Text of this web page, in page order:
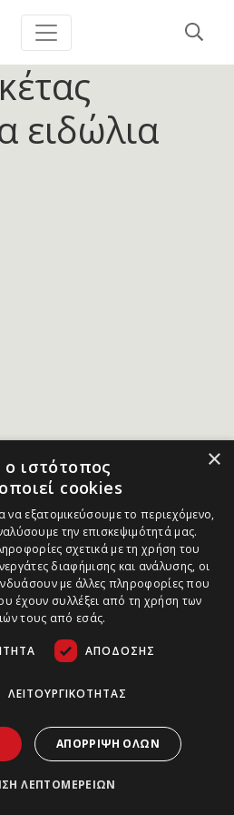
ειδώλια
×
ο ιστότοπος
cookies
εξατομικεύσουμε το περιεχόμενο,
την επισκεψιμότητά μας.
σχετικά με τη χρήση του
διαφήμισης και ανάλυσης, οι
με άλλες πληροφορίες που
έχουν συλλέξει από τη χρήση των
τους από εσάς.
ΑΠΌΔΟΣΗΣ
ΛΕΙΤΟΥΡΓΙΚΌΤΗΤΑΣ
ΑΠΌΡΡΙΨΗ ΌΛΩΝ
ΛΕΠΤΟΜΕΡΕΙΏΝ